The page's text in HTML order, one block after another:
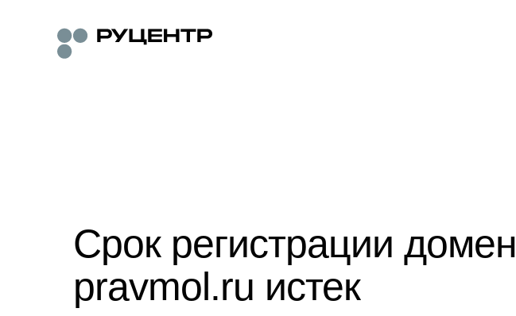
Срок регистрации
pravmol.ru истек